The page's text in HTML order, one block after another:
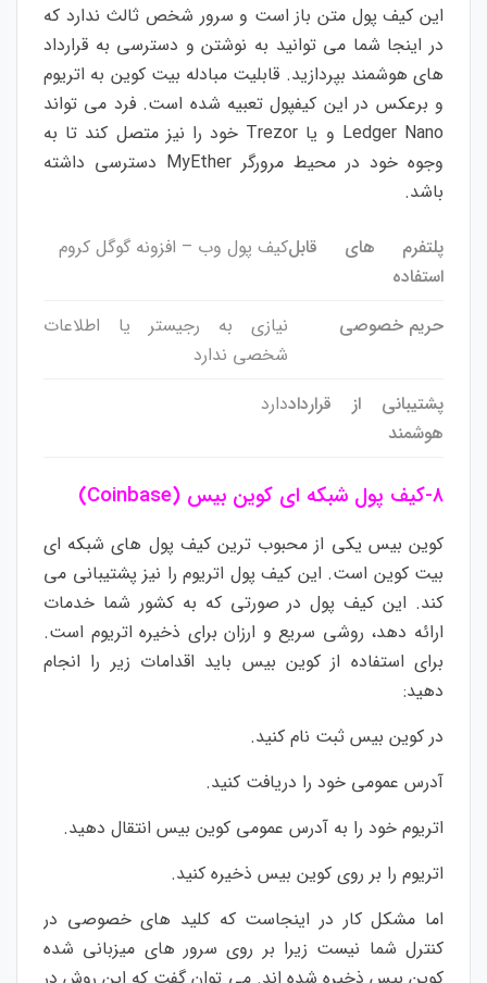
این کیف پول متن باز است و سرور شخص ثالث ندارد که
در اینجا شما می توانید به نوشتن و دسترسی به قرارداد
های هوشمند بپردازید. قابلیت مبادله بیت کوین به اتریوم
و برعکس در این کیفپول تعبیه شده است. فرد می تواند
Ledger Nano و یا Trezor خود را نیز متصل کند تا به
وجوه خود در محیط مرورگر MyEther دسترسی داشته
باشد.
پلتفرم های قابل
استفاده
کیف پول وب – افزونه گوگل کروم
حریم خصوصی
نیازی به رجیستر یا اطلاعات
شخصی ندارد
پشتیبانی از قرارداد
هوشمند
دارد
۸-کیف پول شبکه ای کوین بیس (Coinbase)
کوین بیس یکی از محبوب ترین کیف پول های شبکه ای
بیت کوین است. این کیف پول اتریوم را نیز پشتیبانی می
کند. این کیف پول در صورتی که به کشور شما خدمات
ارائه دهد، روشی سریع و ارزان برای ذخیره اتریوم است.
برای استفاده از کوین بیس باید اقدامات زیر را انجام
دهید:
در کوین بیس ثبت نام کنید.
آدرس عمومی خود را دریافت کنید.
اتریوم خود را به آدرس عمومی کوین بیس انتقال دهید.
اتریوم را بر روی کوین بیس ذخیره کنید.
اما مشکل کار در اینجاست که کلید های خصوصی در
کنترل شما نیست زیرا بر روی سرور های میزبانی شده